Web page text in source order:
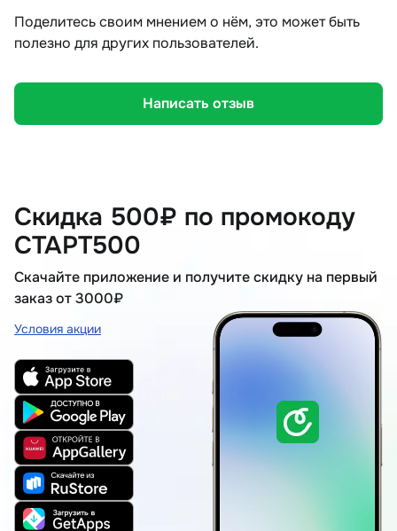
Поделитесь своим мнением о нём, это может быть
полезно для других пользователей.
Написать отзыв
Скидка 500₽ по промокоду
СТАРТ500
Скачайте приложение и получите скидку на первый
заказ от 3000₽
Условия акции